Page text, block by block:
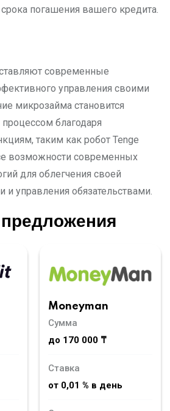
погашения вашего кредита.
современные
управления своими
микрозайма становится
благодаря
таким как робот Tenge
возможности современных
для облегчения своей
и управления обязательствами.
Moneyman
Сумма
до 170 000 ₸
Ставка
от 0,01 % в день